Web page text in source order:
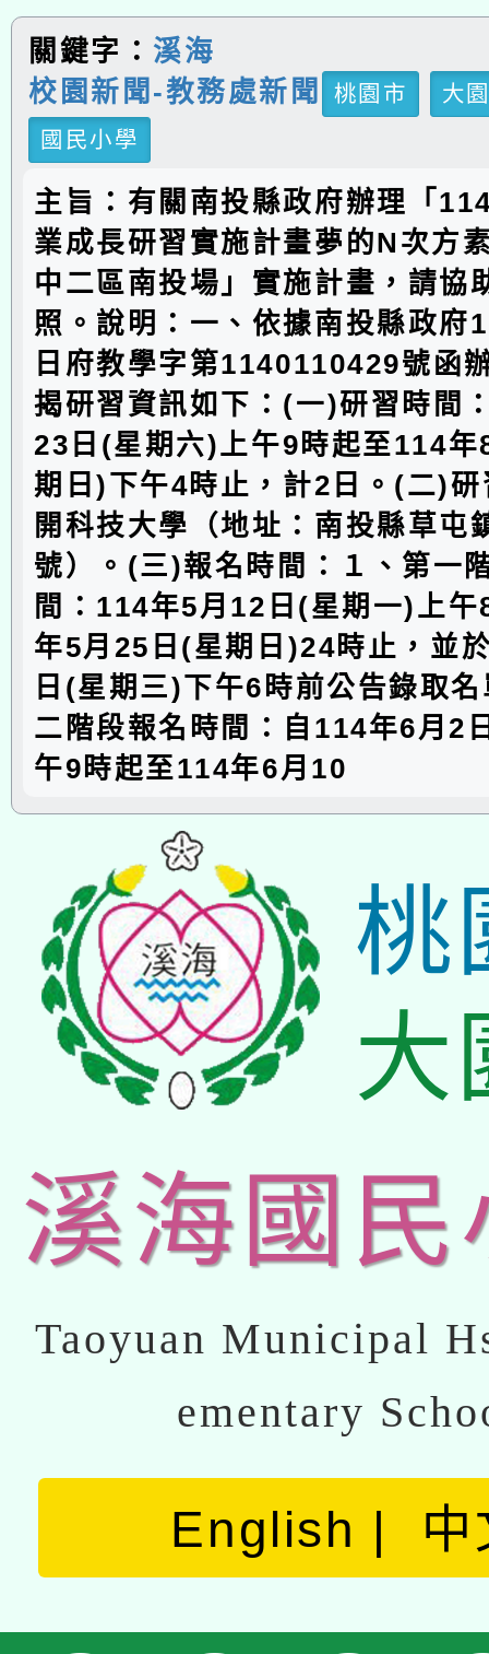
關鍵字： 溪海
校園新聞-教務處新聞
桃園市
大
國民小學
主旨：有關南投縣政府辦理「
業成長研習實施計畫夢的N次方
中二區南投場」實施計畫，請協
照。說明：一、依據南投縣政府
日府教學字第1140110429號函
揭研習資訊如下：(一)研習時間
23日(星期六)上午9時起至114
期日)下午4時止，計2日。(二)
開科技大學（地址：南投縣草屯
號）。(三)報名時間：１、第一
間：114年5月12日(星期一)上
年5月25日(星期日)24時止，並
日(星期三)下午6時前公告錄取
二階段報名時間：自114年6月2
午9時起至114年6月10
桃
大
溪海國民
Taoyuan Municipal
ementary
English 中